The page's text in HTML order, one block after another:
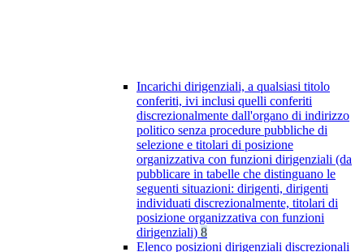
Incarichi dirigenziali, a qualsiasi titolo
conferiti, ivi inclusi quelli conferiti
discrezionalmente dall'organo di indirizzo
politico senza procedure pubbliche di
selezione e titolari di posizione
organizzativa con funzioni dirigenziali (da
pubblicare in tabelle che distinguano le
seguenti situazioni: dirigenti, dirigenti
individuati discrezionalmente, titolari di
posizione organizzativa con funzioni
dirigenziali) 8
Elenco posizioni dirigenziali discrezionali